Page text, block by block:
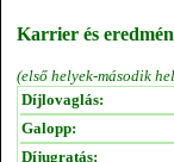
Karrier és
(első helyek-második
Díjlovaglás:
Galopp:
Díjugratás: